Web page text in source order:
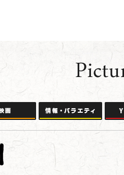
映画 情報